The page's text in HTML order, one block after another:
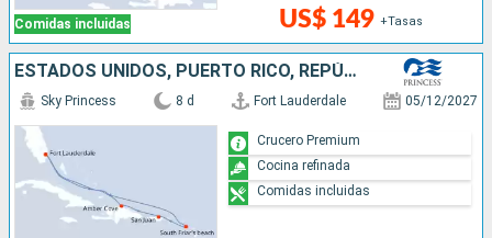
Comidas incluidas US$ 149 +Tasas
ESTADOS UNIDOS, PUERTO RICO, REPÚBLICA DOMINICANA
Sky Princess 8 d Fort Lauderdale 05/12/2027
Crucero Premium
Cocina refinada
Comidas incluidas